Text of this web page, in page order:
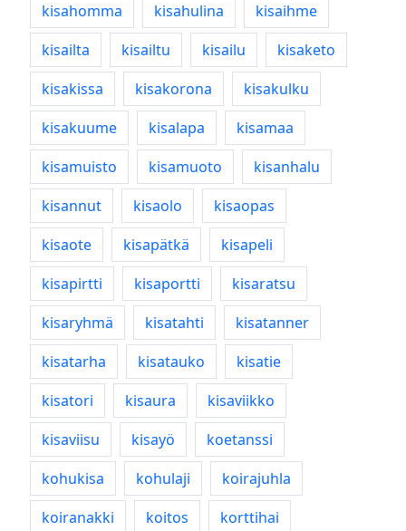
kisahomma
kisahulina
kisaihme
kisailta
kisailtu kisailu
kisaketo
kisakissa
kisakorona
kisakulku
kisakuume
kisalapa
kisamaa
kisamuisto
kisamuoto
kisanhalu
kisannut
kisaolo
kisaopas
kisaote
kisapätkä
kisapeli
kisapirtti
kisaportti
kisaratsu
kisaryhmä
kisatahti
kisatanner
kisatarha
kisatauko
kisatie
kisatori
kisaura
kisaviikko
kisaviisu
kisayö
koetanssi
kohukisa
kohulaji
koirajuhla
koiranakki
koitos
korttihai